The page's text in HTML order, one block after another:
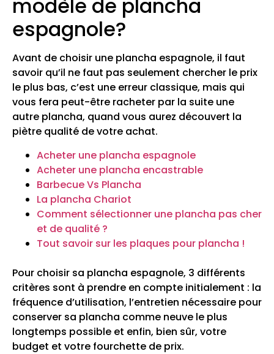
modèle de plancha
espagnole?
Avant de choisir une plancha espagnole, il faut
savoir qu’il ne faut pas seulement chercher le prix
le plus bas, c’est une erreur classique, mais qui
vous fera peut-être racheter par la suite une
autre plancha, quand vous aurez découvert la
piètre qualité de votre achat.
Acheter une plancha espagnole
Acheter une plancha encastrable
Barbecue Vs Plancha
La plancha Chariot
Comment sélectionner une plancha pas cher
et de qualité ?
Tout savoir sur les plaques pour plancha !
Pour choisir sa plancha espagnole, 3 différents
critères sont à prendre en compte initialement : la
fréquence d’utilisation, l’entretien nécessaire pour
conserver sa plancha comme neuve le plus
longtemps possible et enfin, bien sûr, votre
budget et votre fourchette de prix.